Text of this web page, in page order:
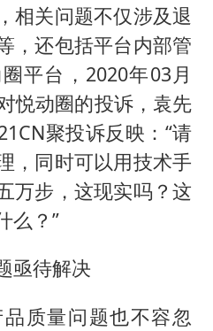
相关问题不仅涉及退
，还包括平台内部管
平台，2020年03月
悦动圈的投诉，袁先
聚投诉反映：“请
，同时可以用技术手
万步，这现实吗？这
么？”
亟待解决
质量问题也不容忽